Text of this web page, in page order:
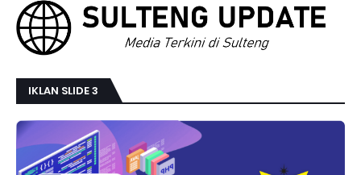
IKLAN SLIDE 3